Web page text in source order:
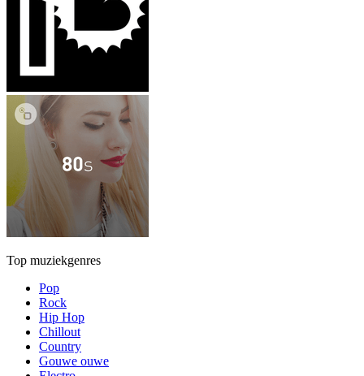
Top muziekgenres
Pop
Rock
Hip Hop
Chillout
Country
Gouwe ouwe